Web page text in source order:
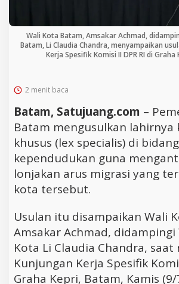
Wali Kota Batam, Amsakar Achmad,
Batam, Li Claudia Chandra, menyampaikan
Kerja Spesifik Komisi II DPR RI di Graha
2 menit baca
Batam, Satujuang.com –
Batam mengusulkan lahirnya
khusus (lex specialis) di
kependudukan guna
lonjakan arus migrasi yang
kota tersebut.
Usulan itu disampaikan Wali
Amsakar Achmad, didampingi
Kota Li Claudia Chandra, saat
Kunjungan Kerja Spesifik
Graha Kepri, Batam, Kamis (9/